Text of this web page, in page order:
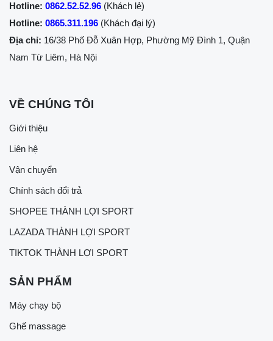
Hotline: 0862.52.52.96 (Khách lẻ)
Hotline: 0865.311.196 (Khách đại lý)
Địa chỉ: 16/38 Phố Đỗ Xuân Hợp, Phường Mỹ Đình 1, Quận
Nam Từ Liêm, Hà Nội
VỀ CHÚNG TÔI
Giới thiệu
Liên hệ
Vận chuyển
Chính sách đổi trả
SHOPEE THÀNH LỢI SPORT
LAZADA THÀNH LỢI SPORT
TIKTOK THÀNH LỢI SPORT
SẢN PHẨM
Máy chạy bộ
Ghế massage